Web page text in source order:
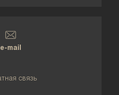
e-mail
связь